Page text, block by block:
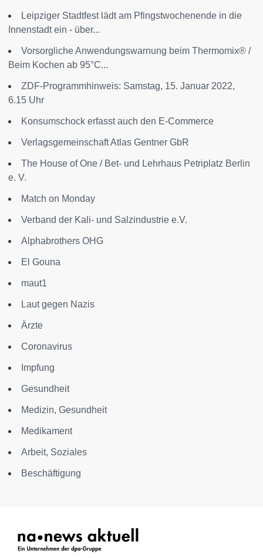
Leipziger Stadtfest lädt am Pfingstwochenende in die
Innenstadt ein - über...
Vorsorgliche Anwendungswarnung beim Thermomix® /
Beim Kochen ab 95°C...
ZDF-Programmhinweis: Samstag, 15. Januar 2022,
6.15 Uhr
Konsumschock erfasst auch den E-Commerce
Verlagsgemeinschaft Atlas Gentner GbR
The House of One / Bet- und Lehrhaus Petriplatz Berlin
e. V.
Match on Monday
Verband der Kali- und Salzindustrie e.V.
Alphabrothers OHG
El Gouna
maut1
Laut gegen Nazis
Ärzte
Coronavirus
Impfung
Gesundheit
Medizin, Gesundheit
Medikament
Arbeit, Soziales
Beschäftigung